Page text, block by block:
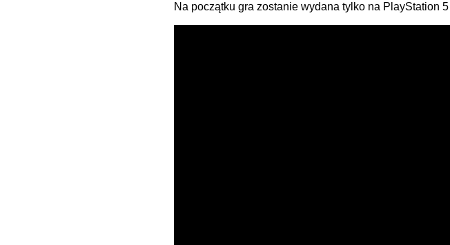
Na początku gra zostanie wydana tylko na PlayStation